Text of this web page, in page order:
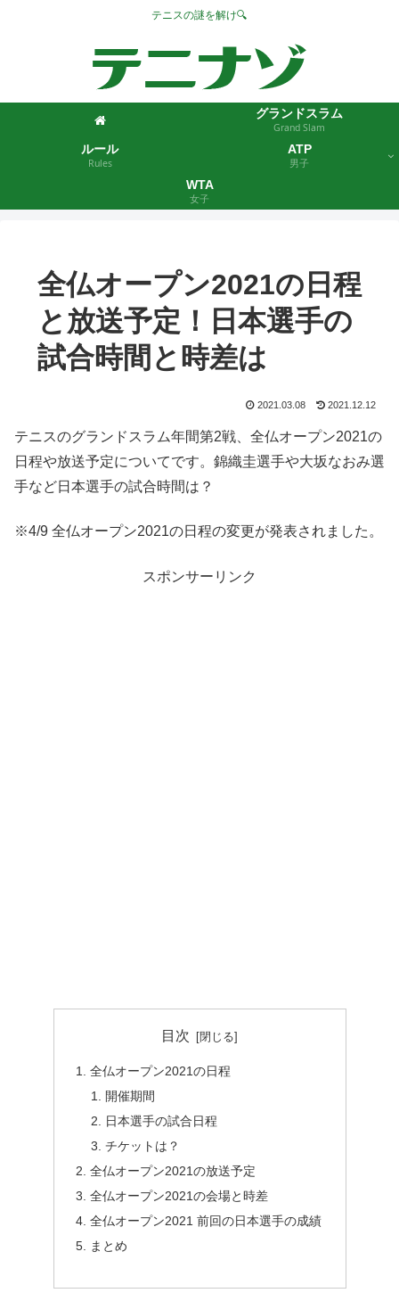
テニスの謎を解け🔍
グランドスラム
Grand Slam
ルール
Rules
ATP
男子
WTA
女子
全仏オープン2021の日程
と放送予定！日本選手の
試合時間と時差は
2021.03.08 2021.12.12
テニスのグランドスラム年間第2戦、全仏オープン2021の
日程や放送予定についてです。錦織圭選手や大坂なおみ選
手など日本選手の試合時間は？
※4/9 全仏オープン2021の日程の変更が発表されました。
スポンサーリンク
目次
全仏オープン2021の日程
開催期間
日本選手の試合日程
チケットは？
全仏オープン2021の放送予定
全仏オープン2021の会場と時差
全仏オープン2021 前回の日本選手の成績
まとめ